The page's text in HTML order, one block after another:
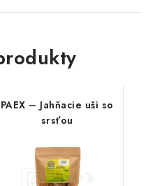
PAEX – Jahňacie uši so
srsťou